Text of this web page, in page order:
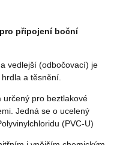
připojení boční
vedlejší (odbočovací) je
a těsnění.
určený pro beztlakové
Jedná se o ucelený
(PVC-U)